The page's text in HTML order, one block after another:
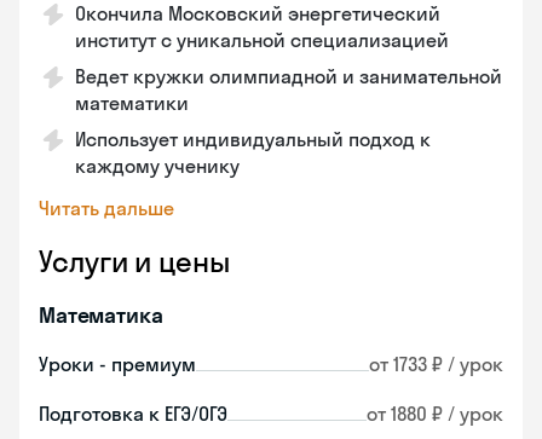
Окончила Московский энергетический
институт с уникальной специализацией
Ведет кружки олимпиадной и занимательной
математики
Использует индивидуальный подход к
каждому ученику
Читать дальше
Услуги и цены
Математика
Уроки - премиум от 1733 ₽ / урок
Подготовка к ЕГЭ/ОГЭ от 1880 ₽ / урок